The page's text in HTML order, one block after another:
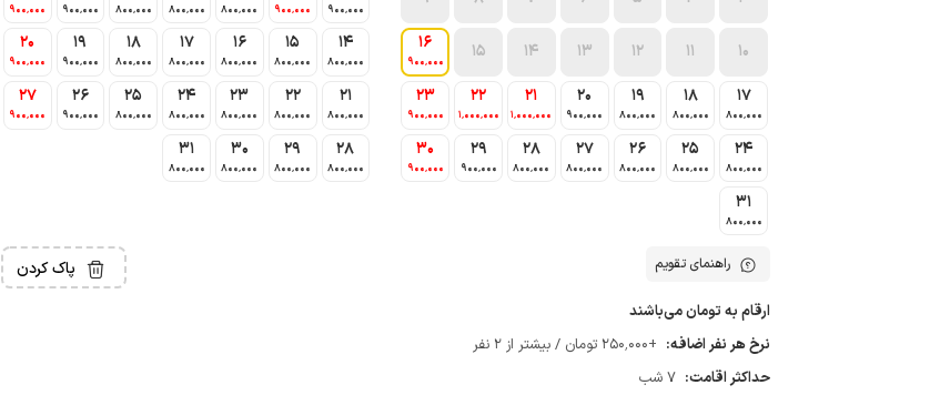
10
11
12
13
14
15
16
900٬000
17
800٬000
18
800٬000
19
800٬000
20
900٬000
21
1٬000٬000
22
1٬000٬000
23
900٬000
24
800٬000
25
800٬000
26
800٬000
27
800٬000
28
800٬000
29
900٬000
30
900٬000
31
800٬000
900٬000 900٬000 800٬000 800٬000 800٬000 900٬000 900٬000
14
800٬000
15
800٬000
16
800٬000
17
800٬000
18
800٬000
19
900٬000
20
900٬000
21
800٬000
22
800٬000
23
800٬000
24
800٬000
25
800٬000
26
900٬000
27
900٬000
28
800٬000
29
800٬000
30
800٬000
31
800٬000
راهنمای تقویم پاک کردن
ارقام به تومان می‌باشند
نرخ هر نفر اضافه: +250٬000 تومان / بیشتر از 2 نفر
حداکثر اقامت: 7 شب